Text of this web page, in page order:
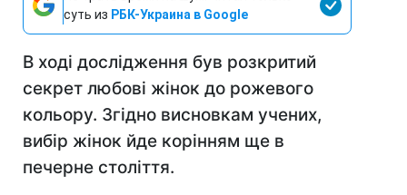
суть из РБК-Украина в Google
В ході дослідження був розкритий
секрет любові жінок до рожевого
кольору. Згідно висновкам учених,
вибір жінок йде корінням ще в
печерне століття.